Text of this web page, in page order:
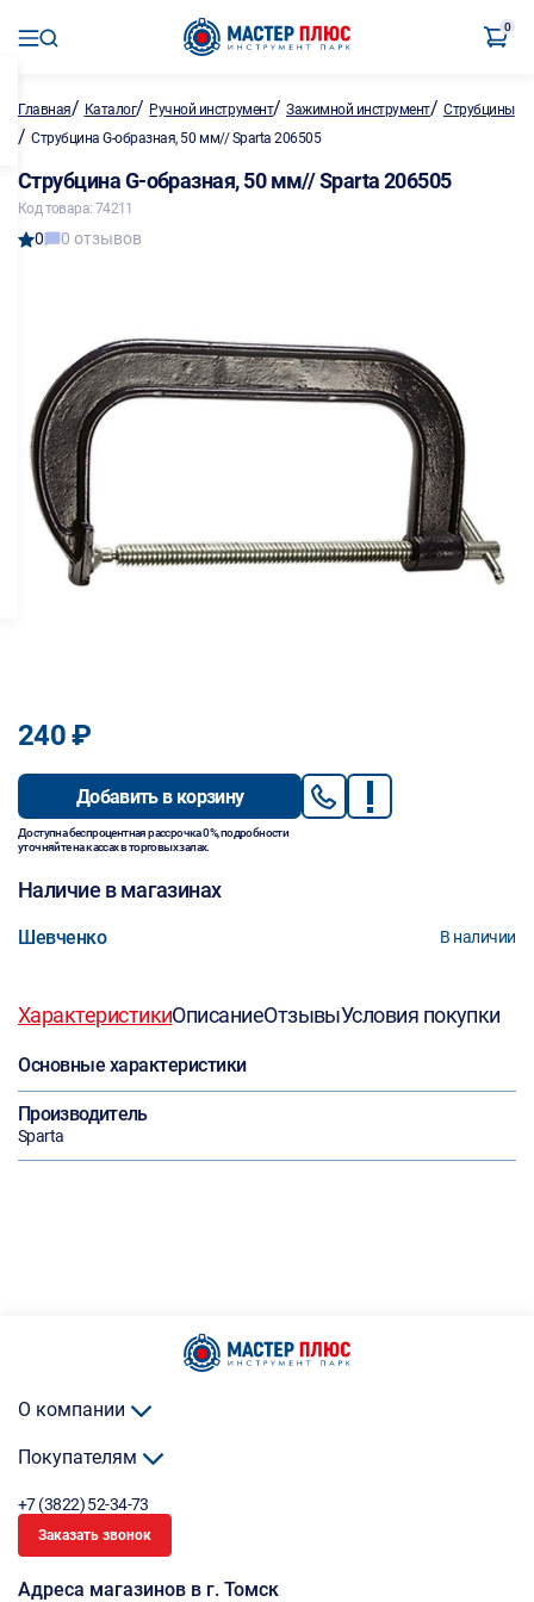
0
Главная/ Каталог/ Ручной инструмент/Зажимной инструмент/Струбцины
/ Струбцина G-образная, 50 мм// Sparta 206505
Струбцина G-образная, 50 мм// Sparta 206505
Код товара: 74211
0 0 отзывов
240 ₽
Добавить в корзину
Доступна беспроцентная рассрочка 0%, подробности
уточняйте на кассах в торговых залах.
Наличие в магазинах
Шевченко В наличии
ХарактеристикиОписаниеОтзывыУсловия покупки
Основные характеристики
Производитель
Sparta
О компании
Покупателям
+7 (3822) 52-34-73
Заказать звонок
Адреса магазинов в г. Томск